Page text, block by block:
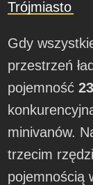
Trójmiasto
Gdy
przestrzeń
pojemność
minivanów.
trzecim
pojemnością